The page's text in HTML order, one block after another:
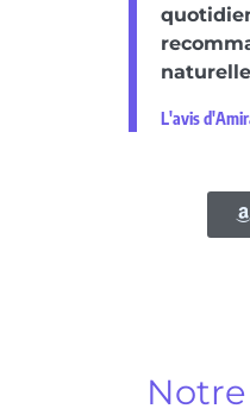
L'avis